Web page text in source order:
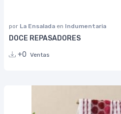
por La Ensalada en Indumentaria
DOCE REPASADORES
+0 Ventas